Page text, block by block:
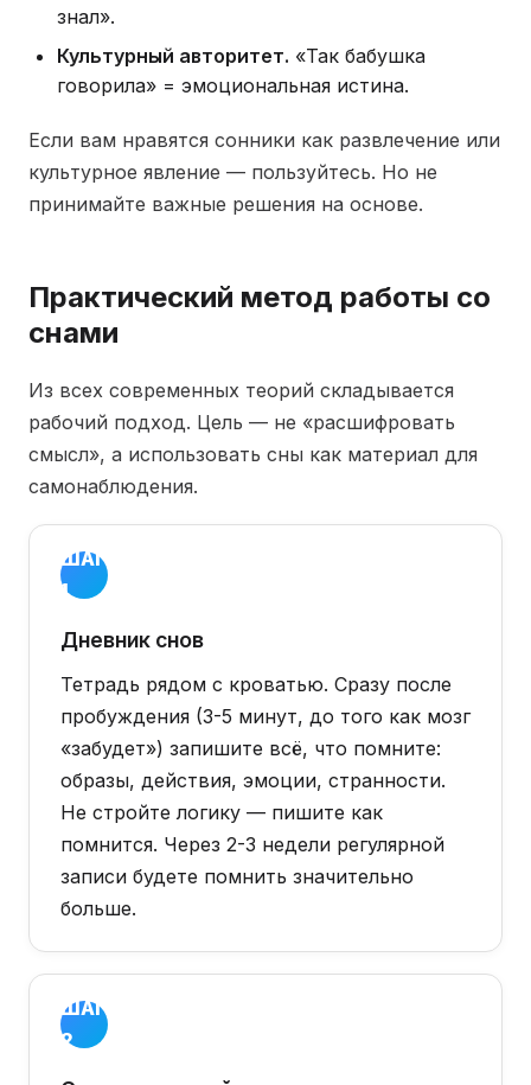
знал».
Культурный авторитет. «Так бабушка
говорила» = эмоциональная истина.
Если вам нравятся сонники как развлечение или
культурное явление — пользуйтесь. Но не
принимайте важные решения на основе.
Практический метод работы со
снами
Из всех современных теорий складывается
рабочий подход. Цель — не «расшифровать
смысл», а использовать сны как материал для
самонаблюдения.
ШАГ
1
Дневник снов
Тетрадь рядом с кроватью. Сразу после
пробуждения (3-5 минут, до того как мозг
«забудет») запишите всё, что помните:
образы, действия, эмоции, странности.
Не стройте логику — пишите как
помнится. Через 2-3 недели регулярной
записи будете помнить значительно
больше.
ШАГ
2